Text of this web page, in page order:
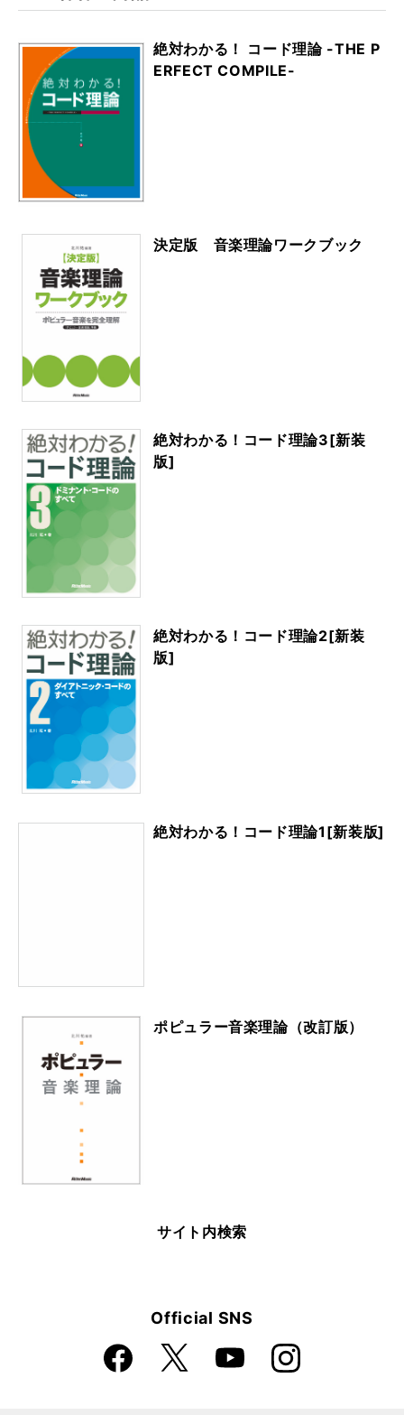
絶対わかる！ コード理論 -THE P
ERFECT COMPILE-
決定版 音楽理論ワークブック
絶対わかる！コード理論3[新装
版]
絶対わかる！コード理論2[新装
版]
絶対わかる！コード理論1[新装版]
ポピュラー音楽理論（改訂版）
サイト内検索
Official SNS
Faceboo
k
X YouTube Instagra
m